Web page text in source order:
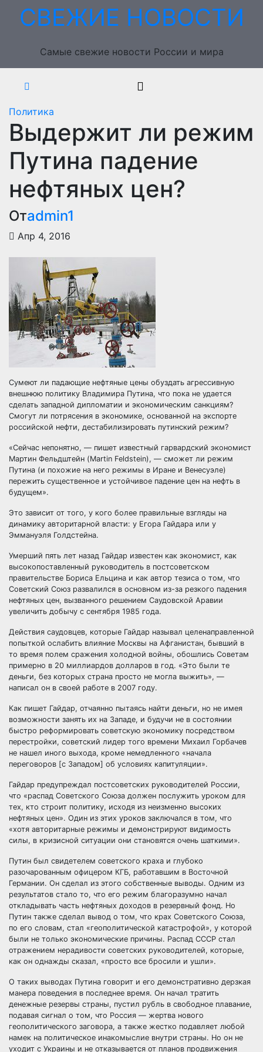
ПерейтиСВЕЖИЕ НОВОСТИ
Самые свежие новости России и мира
Политика
Выдержит ли режим
Путина падение
нефтяных цен?
Отadmin1
Апр 4, 2016
Сумеют ли падающие нефтяные цены обуздать агрессивную
внешнюю политику Владимира Путина, что пока не удается
сделать западной дипломатии и экономическим санкциям?
Смогут ли потрясения в экономике, основанной на экспорте
российской нефти, дестабилизировать путинский режим?
«Сейчас непонятно, — пишет известный гарвардский экономист
Мартин Фельдштейн (Martin Feldstein), — сможет ли режим
Путина (и похожие на него режимы в Иране и Венесуэле)
пережить существенное и устойчивое падение цен на нефть в
будущем».
Это зависит от того, у кого более правильные взгляды на
динамику авторитарной власти: у Егора Гайдара или у
Эммануэля Голдстейна.
Умерший пять лет назад Гайдар известен как экономист, как
высокопоставленный руководитель в постсоветском
правительстве Бориса Ельцина и как автор тезиса о том, что
Советский Союз развалился в основном из-за резкого падения
нефтяных цен, вызванного решением Саудовской Аравии
увеличить добычу с сентября 1985 года.
Действия саудовцев, которые Гайдар называл целенаправленной
попыткой ослабить влияние Москвы на Афганистан, бывший в
то время полем сражения холодной войны, обошлись Советам
примерно в 20 миллиардов долларов в год. «Это были те
деньги, без которых страна просто не могла выжить», —
написал он в своей работе в 2007 году.
Как пишет Гайдар, отчаянно пытаясь найти деньги, но не имея
возможности занять их на Западе, и будучи не в состоянии
быстро реформировать советскую экономику посредством
перестройки, советский лидер того времени Михаил Горбачев
не нашел иного выхода, кроме немедленного «начала
переговоров [с Западом] об условиях капитуляции».
Гайдар предупреждал постсоветских руководителей России,
что «распад Советского Союза должен послужить уроком для
тех, кто строит политику, исходя из неизменно высоких
нефтяных цен». Один из этих уроков заключался в том, что
«хотя авторитарные режимы и демонстрируют видимость
силы, в кризисной ситуации они становятся очень шаткими».
Путин был свидетелем советского краха и глубоко
разочарованным офицером КГБ, работавшим в Восточной
Германии. Он сделал из этого собственные выводы. Одним из
результатов стало то, что его режим благоразумно начал
откладывать часть нефтяных доходов в резервный фонд. Но
Путин также сделал вывод о том, что крах Советского Союза,
по его словам, стал «геополитической катастрофой», у которой
были не только экономические причины. Распад СССР стал
отражением нерадивости советских руководителей, которые,
как он однажды сказал, «просто все бросили и ушли».
О таких выводах Путина говорит и его демонстративно дерзкая
манера поведения в последнее время. Он начал тратить
денежные резервы страны, пустил рубль в свободное плавание,
подавая сигнал о том, что Россия — жертва нового
геополитического заговора, а также жестко подавляет любой
намек на политическое инакомыслие внутри страны. Но он не
уходит с Украины и не отказывается от планов продвижения